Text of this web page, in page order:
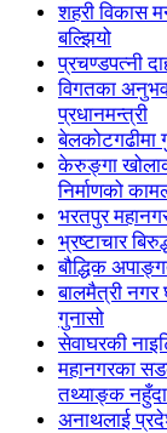
शहरी विकास
बल्झियो
प्रचण्डपत्नी
विगतका
प्रधानमन्त्री
बेलकोटगढीमा
केरुङ्गा
निर्माणको
भरतपुर
भ्रष्टाचार
बौद्धिक
बालमैत्री नगर
गुनासो
सेवाघरकी
महानगरका
तथ्याङ्क नहुँदा
अनाथलाई